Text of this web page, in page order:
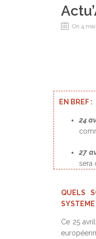
On 4
EN BREF :
24
27
sera
QUELS
Ce 25